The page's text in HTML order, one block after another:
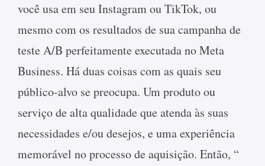
você usa em seu Instagram ou TikTok, ou
mesmo com os resultados de sua campanha de
teste A/B perfeitamente executada no Meta
Business. Há duas coisas com as quais seu
público-alvo se preocupa. Um produto ou
serviço de alta qualidade que atenda às suas
necessidades e/ou desejos, e uma experiência
memorável no processo de aquisição. Então, “